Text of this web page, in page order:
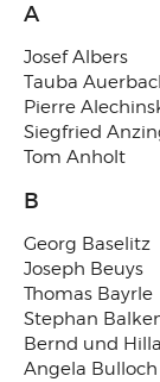
A
Josef Albers
Tauba
Pierre
Siegfried
Tom Anholt
B
Georg Baselitz
Joseph Beuys
Thomas Bayrle
Stephan
Bernd und
Angela Bulloch